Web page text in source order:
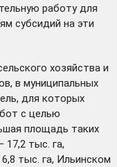
работу для
субсидий на эти
хозяйства и
в муниципальных
для которых
с целью
площадь таких
тыс. га,
тыс. га, Ильинском